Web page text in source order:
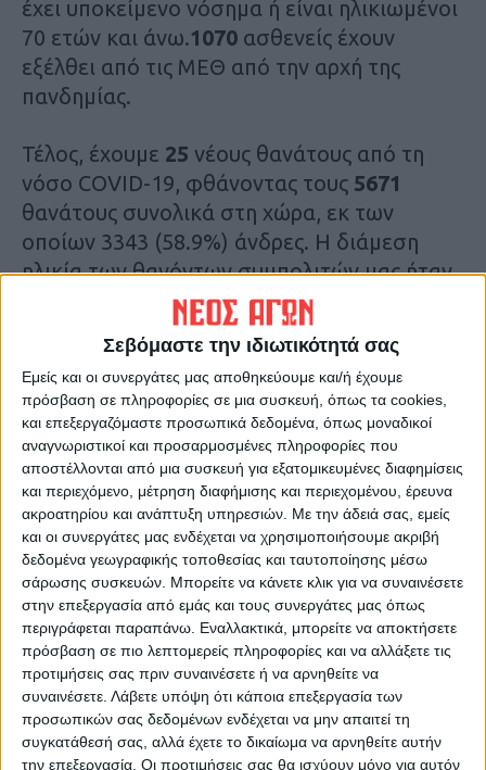
Σεβόμαστε την ιδιωτικότητά σας
Εμείς και οι συνεργάτες μας αποθηκεύουμε και/ή έχουμε
πρόσβαση σε πληροφορίες σε μια συσκευή, όπως τα cookies,
και επεξεργαζόμαστε προσωπικά δεδομένα, όπως μοναδικοί
αναγνωριστικοί και προσαρμοσμένες πληροφορίες που
αποστέλλονται από μια συσκευή για εξατομικευμένες διαφημίσεις
και περιεχόμενο, μέτρηση διαφήμισης και περιεχομένου, έρευνα
ακροατηρίου και ανάπτυξη υπηρεσιών. Με την άδειά σας, εμείς
και οι συνεργάτες μας ενδέχεται να χρησιμοποιήσουμε ακριβή
δεδομένα γεωγραφικής τοποθεσίας και ταυτοποίησης μέσω
σάρωσης συσκευών. Μπορείτε να κάνετε κλικ για να συναινέσετε
στην επεξεργασία από εμάς και τους συνεργάτες μας όπως
περιγράφεται παραπάνω. Εναλλακτικά, μπορείτε να αποκτήσετε
πρόσβαση σε πιο λεπτομερείς πληροφορίες και να αλλάξετε τις
προτιμήσεις σας πριν συναινέσετε ή να αρνηθείτε να
συναινέσετε. Λάβετε υπόψη ότι κάποια επεξεργασία των
προσωπικών σας δεδομένων ενδέχεται να μην απαιτεί τη
συγκατάθεσή σας, αλλά έχετε το δικαίωμα να αρνηθείτε αυτήν
την επεξεργασία. Οι προτιμήσεις σας θα ισχύουν μόνο για αυτόν
έχει υποκείμενο νόσημα ή είναι ηλικιωμένοι
70 ετών και άνω.1070 ασθενείς έχουν
εξέλθει από τις ΜΕΘ από την αρχή της
πανδημίας.
Τέλος, έχουμε 25 νέους θανάτους από τη
νόσο COVID-19, φθάνοντας τους 5671
θανάτους συνολικά στη χώρα, εκ των
οποίων 3343 (58.9%) άνδρες. Η διάμεση
ηλικία των θανόντων συμπολιτών μας ήταν
τα 79 έτη και το 95.4% είχε κάποιο
υποκείμενο νόσημα ή/και ηλικία 70 ετών και
Τελευταίες Ειδήσεις Σήμερα
Ακολούθησε την εφημερίδα ΝΕΟΣ
ΑΓΩΝ στο Google News!
Όλες οι εξελίξεις στην περιοχή της
Καρδίτσας και ευρύτερα της Θεσσαλίας
ΠΡΟΗΓΟΥΜΕΝΟ ΑΡΘΡΟ
Τη σύναψη προγραμματικής
σύμβασης για την ενεργειακή
αναβάθμιση του Δικαστικού
Μεγάρου Καρδίτσας ενέκρινε
ΕΠΟΜΕΝΟ ΑΡΘΡΟ
Γίνεται ανάρπαστη η
κολχικίνη στα φαρμακεία της
Λάρισας (ΦΩΤΟ)